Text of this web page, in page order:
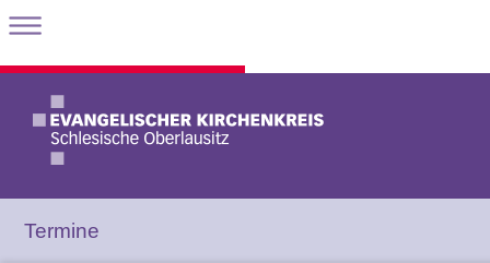
Termine